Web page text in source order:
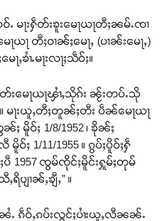
မႃးႁဵတ်းၶူးမေႃယႃတီႈၼမ်ႉၸၢ
ႃယႃ တီႈဝၢၼ်ႈမေႃႇ (ပၢၼ်းမေႃႇ)
ႃႇၶၢႆႉမႃးလႃႈသဵဝ်ႈ။
းမေႃယႃၾၢႆႇသိုၵ်း ၼႂ်းတပ်ႉသို
မႃးယူႇတီႈတူၼ်ႈတီး ပဵၼ်မေႃယႃ
မိူဝ်ႈ 1/8/1952 ၊ ၶိုၼ်ႈ
ႈ 1/11/1955 ။ ၵွပ်ႈပိူဝ်ႈႁဵ
1957 ၸွမ်ၸိုင်ႈမိူင်းႁူမ်ႈတုမ်
ျၢၼ်ႇၶျီႇ” ။
ၵဵဝ်ႇၵပ်းလွင်ႈပၢႆးယူႇလီၼၼ်ႉ